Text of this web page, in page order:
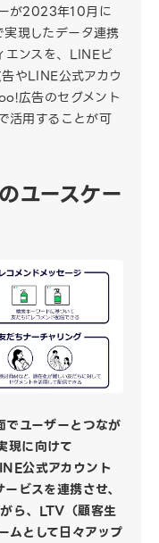
が2023年10月に
現したデータ連携
ンスを、LINEビ
やLINE公式アカウ
広告のセグメント
活用することが可
ユースケー
ユーザーとつなが
現に向けて
公式アカウント
ビスを連携させ、
ら、LTV（顧客生
ムとして日々アップ